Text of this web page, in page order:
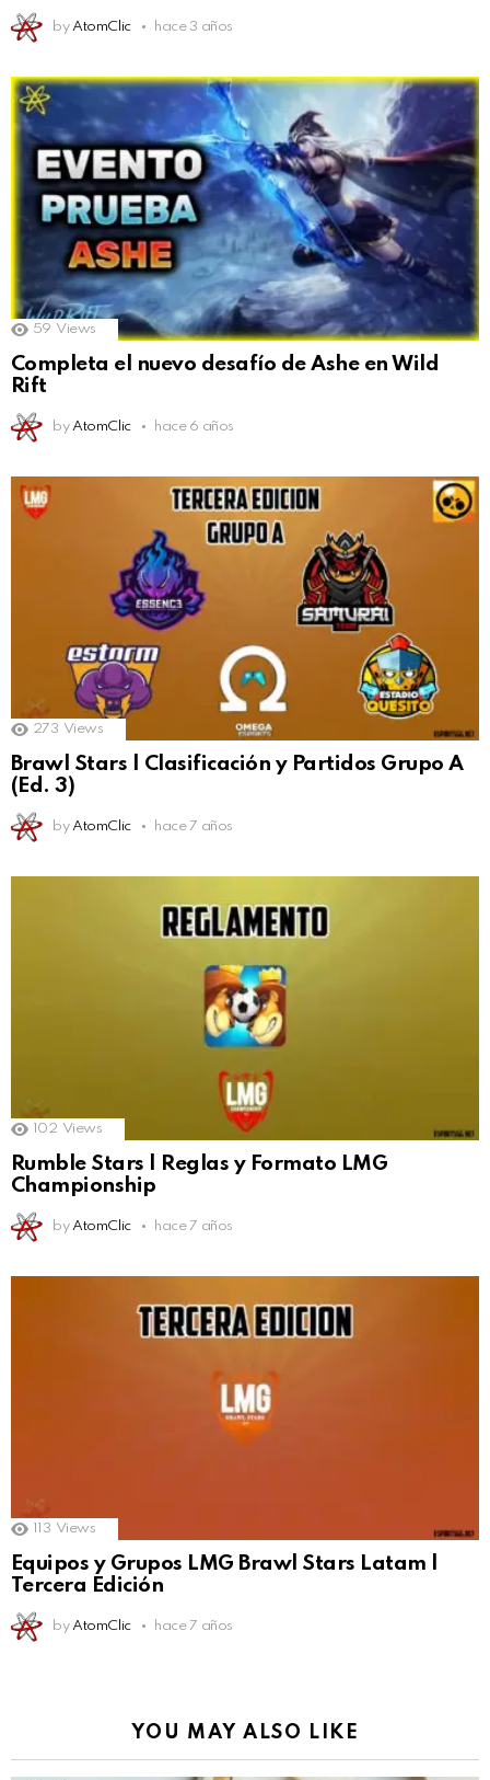
by AtomClic hace 3 años
59 Views
Completa el nuevo desafío de Ashe en Wild
Rift
by AtomClic hace 6 años
273 Views
Brawl Stars | Clasificación y Partidos Grupo A
(Ed. 3)
by AtomClic hace 7 años
102 Views
Rumble Stars | Reglas y Formato LMG
Championship
by AtomClic hace 7 años
113 Views
Equipos y Grupos LMG Brawl Stars Latam |
Tercera Edición
by AtomClic hace 7 años
YOU MAY ALSO LIKE